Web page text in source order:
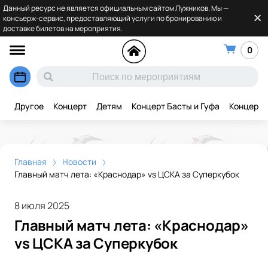
Данный ресурс не является официальным сайтом Лужников. Мы —
консьерж-сервис, предоставляющий услуги по бронированию и
доставке билетов на мероприятия.
0
Другое Концерт Детям Концерт Басты и Гуфа Концерт
Главная
Новости
Главный матч лета: «Краснодар» vs ЦСКА за Суперкубок
8 июля 2025
Главный матч лета: «Краснодар»
vs ЦСКА за Суперкубок